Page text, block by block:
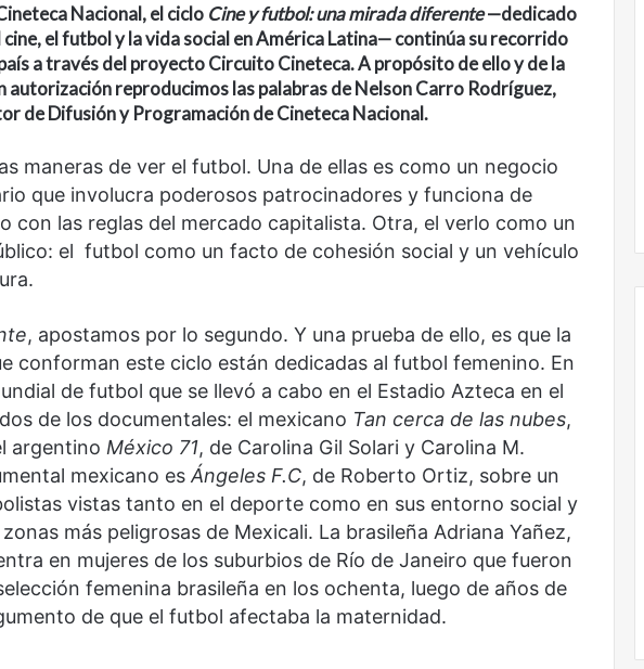
Nacional, el ciclo Cine y futbol: una mirada diferente—dedicado
cine, el futbol y la vida social en América Latina— continúa su recorrido
a través del proyecto Circuito Cineteca. A propósito de ello y de la
autorización reproducimos las palabras de Nelson Carro Rodríguez,
de Difusión y Programación de Cineteca Nacional.
maneras de ver el futbol. Una de ellas es como un negocio
que involucra poderosos patrocinadores y funciona de
con las reglas del mercado capitalista. Otra, el verlo como un
el futbol como un facto de cohesión social y un vehículo
, apostamos por lo segundo. Y una prueba de ello, es que la
conforman este ciclo están dedicadas al futbol femenino. En
de futbol que se llevó a cabo en el Estadio Azteca en el
de los documentales: el mexicano Tan cerca de las nubes,
argentino México 71, de Carolina Gil Solari y Carolina M.
mexicano es Ángeles F.C, de Roberto Ortiz, sobre un
vistas tanto en el deporte como en sus entorno social y
más peligrosas de Mexicali. La brasileña Adriana Yañez,
en mujeres de los suburbios de Río de Janeiro que fueron
femenina brasileña en los ochenta, luego de años de
de que el futbol afectaba la maternidad.
la
Sala
Nacional
Contemporánea,
un
para
el
arte
y
la
cultura
Contemporánea, un nuevo espacio
para el arte y la cultura
más
sin
todas
las
voces:
de
la
letras
mexicanas
en
colección
digital
diversidad de la letras mexicanas en
una nueva colección digital
El
dragón
El dragón
No
murió
de
amor
No murió de amor